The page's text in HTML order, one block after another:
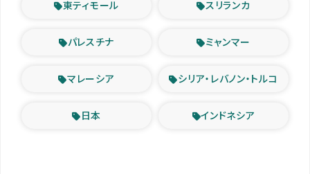
東ティモール スリランカ
パレスチナ ミャンマー
マレーシア シリア・レバノン・トルコ
日本 インドネシア